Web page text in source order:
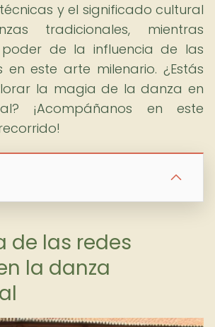
y el significado cultural
tradicionales, mientras
de la influencia de las
en este arte milenario. ¿Estás
la magia de la danza en
¡Acompáñanos en este
de las redes
la danza